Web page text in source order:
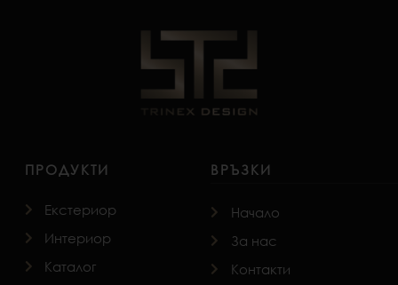
ПРОДУКТИ
Екстериор
Интериор
Каталог
ВРЪЗКИ
Начало
За нас
Контакти